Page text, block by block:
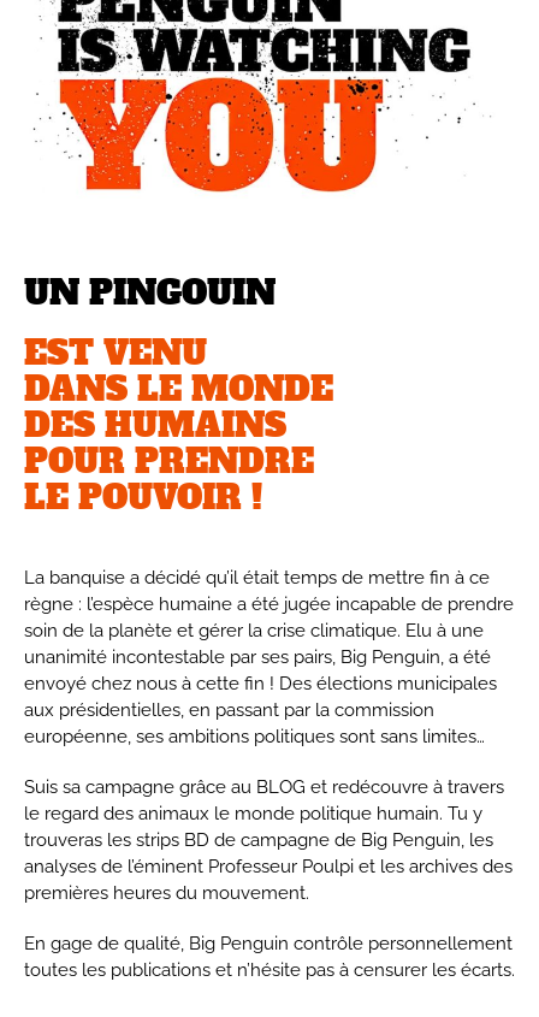
UN PINGOUIN
EST VENU
DANS LE MONDE
DES HUMAINS
POUR PRENDRE
LE POUVOIR !
La banquise a décidé qu’il était temps de mettre fin à ce
règne : l’espèce humaine a été jugée incapable de prendre
soin de la planète et gérer la crise climatique. Elu à une
unanimité incontestable par ses pairs, Big Penguin, a été
envoyé chez nous à cette fin ! Des élections municipales
aux présidentielles, en passant par la commission
européenne, ses ambitions politiques sont sans limites…
Suis sa campagne grâce au BLOG et redécouvre à travers
le regard des animaux le monde politique humain. Tu y
trouveras les strips BD de campagne de Big Penguin, les
analyses de l’éminent Professeur Poulpi et les archives des
premières heures du mouvement.
En gage de qualité, Big Penguin contrôle personnellement
toutes les publications et n’hésite pas à censurer les écarts.